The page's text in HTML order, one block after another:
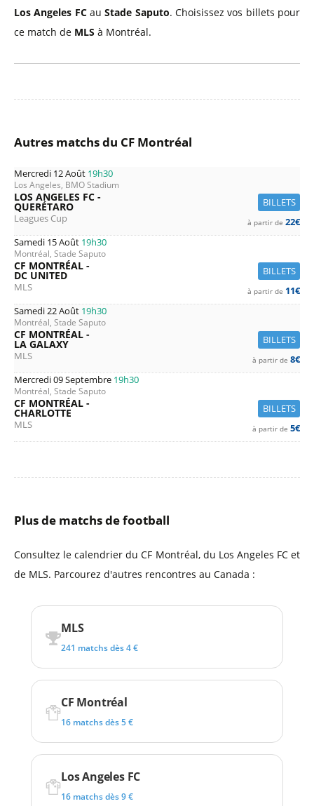
Los Angeles FCauStade Saputo. Choisissez vos billets pour
ce match de MLS à Montréal.
Autres matchs du CF Montréal
Mercredi 12 Août 19h30
Los Angeles, BMO Stadium
BILLETS
LOS ANGELES FC -
QUERÉTARO
Leagues Cup à partir de 22€
Samedi 15 Août 19h30
Montréal, Stade Saputo
BILLETS
CF MONTRÉAL -
DC UNITED
MLS à partir de 11€
Samedi 22 Août 19h30
Montréal, Stade Saputo
BILLETS
CF MONTRÉAL -
LA GALAXY
MLS à partir de 8€
Mercredi 09 Septembre 19h30
Montréal, Stade Saputo
BILLETS
CF MONTRÉAL -
CHARLOTTE
MLS à partir de 5€
Plus de matchs de football
Consultez le calendrier du CF Montréal, du Los Angeles FC et
de MLS. Parcourez d'autres rencontres au Canada :
MLS
241 matchs dès 4 €
CF Montréal
16 matchs dès 5 €
Los Angeles FC
16 matchs dès 9 €